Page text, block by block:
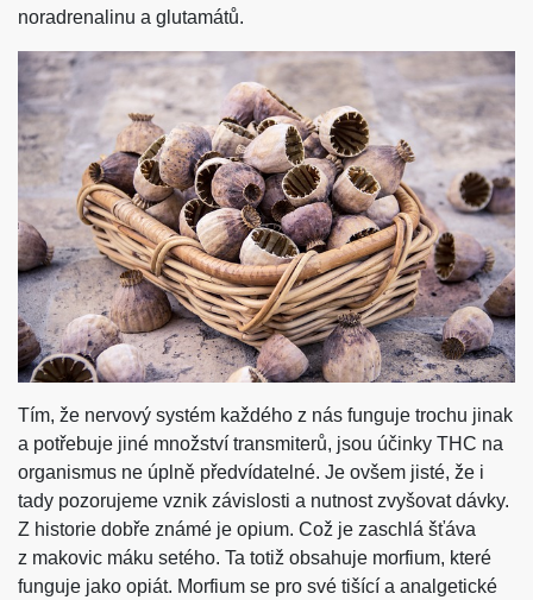
noradrenalinu a glutamátů.
Tím, že nervový systém každého z nás funguje trochu jinak
a potřebuje jiné množství transmiterů, jsou účinky THC na
organismus ne úplně předvídatelné. Je ovšem jisté, že i
tady pozorujeme vznik závislosti a nutnost zvyšovat dávky.
Z historie dobře známé je opium. Což je zaschlá šťáva
z makovic máku setého. Ta totiž obsahuje morfium, které
funguje jako opiát. Morfium se pro své tišící a analgetické